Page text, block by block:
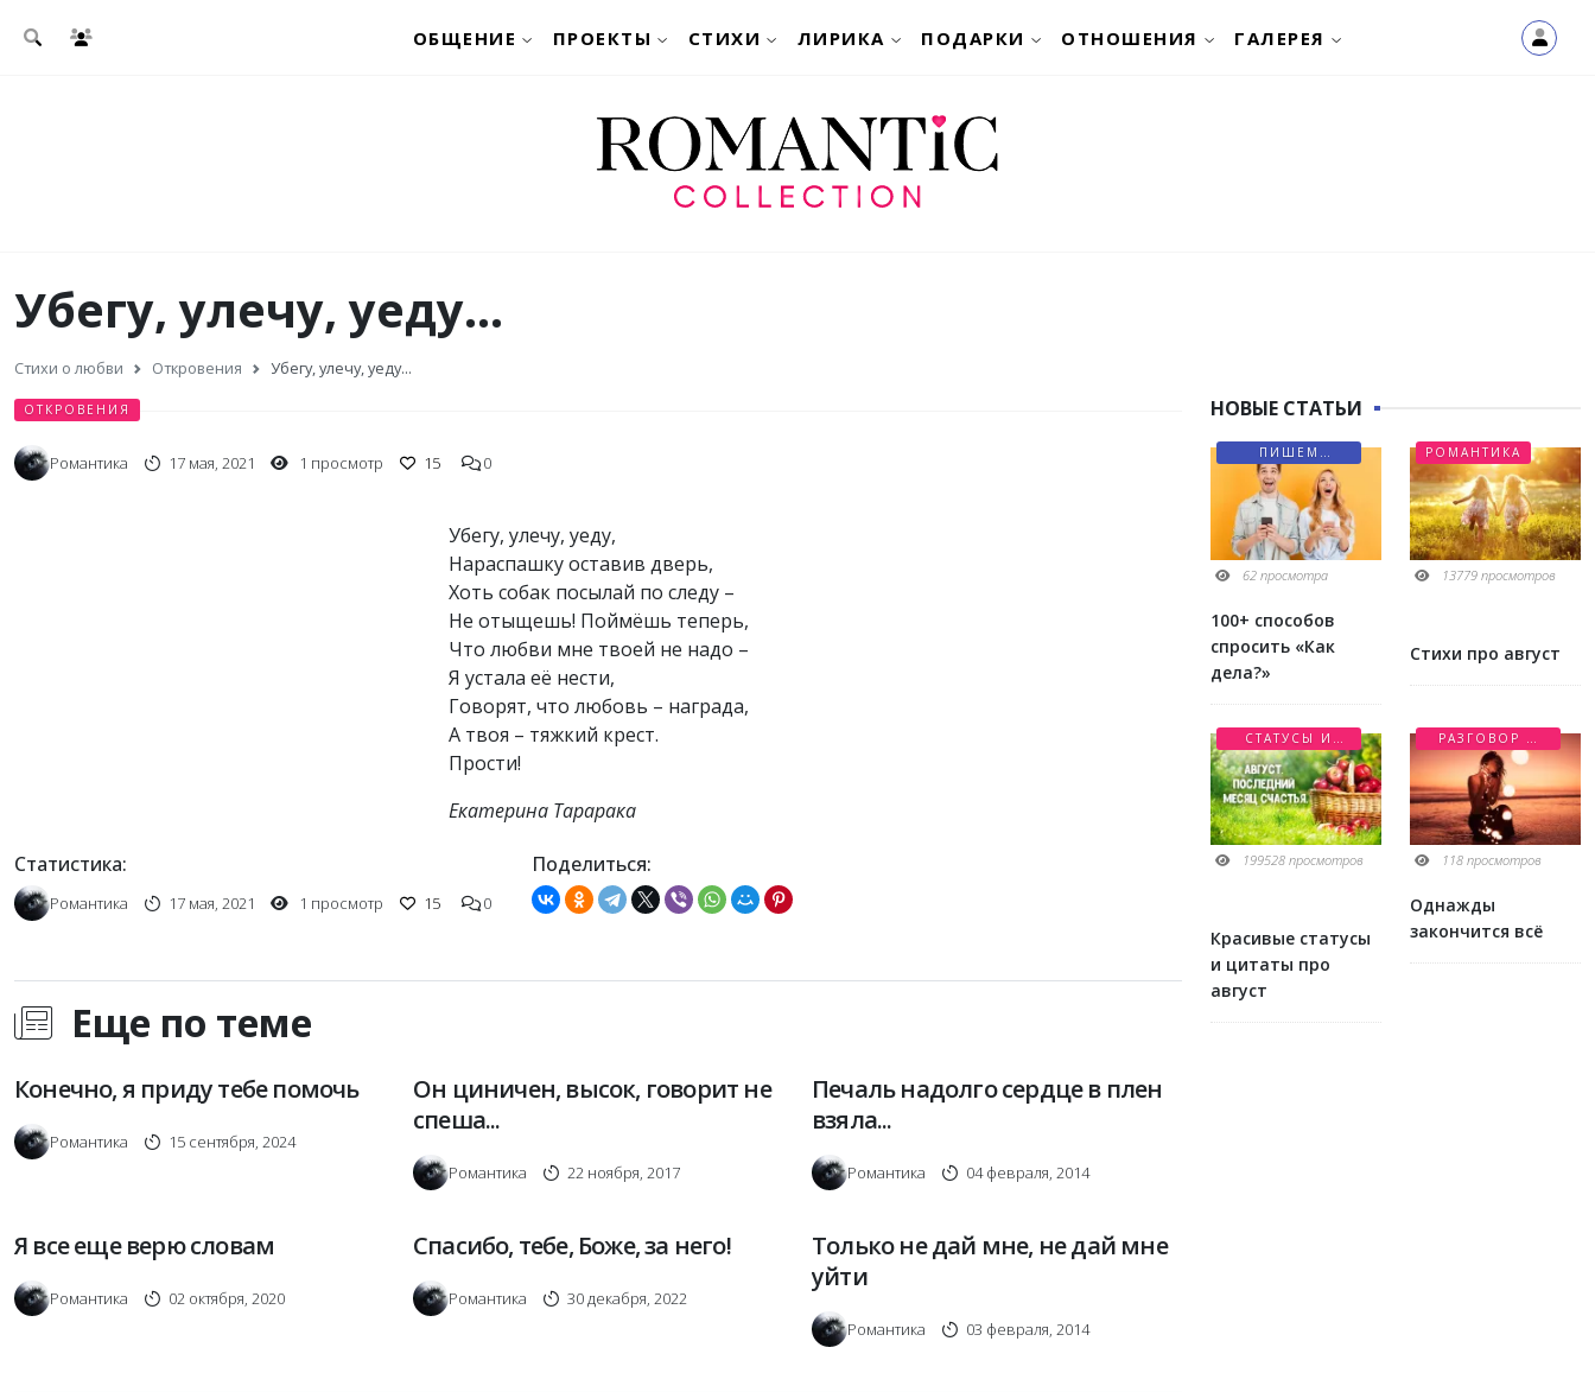
ОБЩЕНИЕ ПРОЕКТЫ СТИХИ ЛИРИКА ПОДАРКИ ОТНОШЕНИЯ ГАЛЕРЕЯ
Убегу, улечу, уеду...
Стихи о любви Откровения Убегу, улечу, уеду...
ОТКРОВЕНИЯ
Романтика 17 мая, 2021 1 просмотр 15 0
Убегу, улечу, уеду,
Нараспашку оставив дверь,
Хоть собак посылай по следу –
Не отыщешь! Поймёшь теперь,
Что любви мне твоей не надо –
Я устала её нести,
Говорят, что любовь – награда,
А твоя – тяжкий крест.
Прости!
Екатерина Тарарака
Статистика:
Романтика 17 мая, 2021 1 просмотр 15 0
Поделиться:
Еще по теме
Конечно, я приду тебе помочь
Романтика 15 сентября, 2024
Он циничен, высок, говорит не
спеша...
Романтика 22 ноября, 2017
Печаль надолго сердце в плен
взяла...
Романтика 04 февраля, 2014
Я все еще верю словам
Романтика 02 октября, 2020
Спасибо, тебе, Боже, за него!
Романтика 30 декабря, 2022
Только не дай мне, не дай мне
уйти
Романтика 03 февраля, 2014
НОВЫЕ СТАТЬИ
ПИШЕМ
ПИСЬМА
62 просмотра
100+ способов
спросить «Как
дела?»
РОМАНТИКА
13779 просмотров
Стихи про август
СТАТУСЫ И
ЦИТАТЫ
199528 просмотров
Красивые статусы
и цитаты про
август
РАЗГОВОР О
ЛЮБВИ
118 просмотров
Однажды
закончится всё